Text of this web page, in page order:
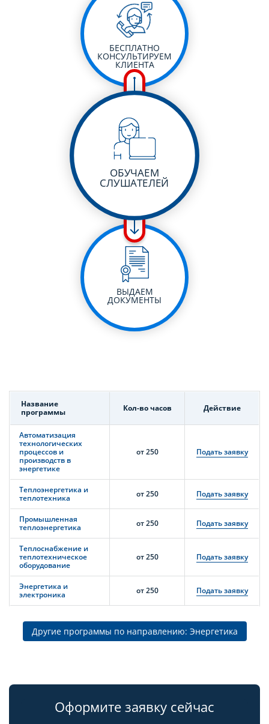
БЕСПЛАТНО
КОНСУЛЬТИРУЕМ
КЛИЕНТА
ОБУЧАЕМ
СЛУШАТЕЛЕЙ
ВЫДАЕМ
ДОКУМЕНТЫ
Название
программы
Кол-во часов Действие
Автоматизация
технологических
процессов и
производств в
энергетике
от 250 Подать заявку
Теплоэнергетика и
теплотехника
от 250 Подать заявку
Промышленная
теплоэнергетика
от 250 Подать заявку
Теплоснабжение и
теплотехническое
оборудование
от 250 Подать заявку
Энергетика и
электроника
от 250 Подать заявку
Другие программы по направлению: Энергетика
Оформите заявку сейчас